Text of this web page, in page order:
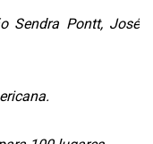
Sendra Pontt, José